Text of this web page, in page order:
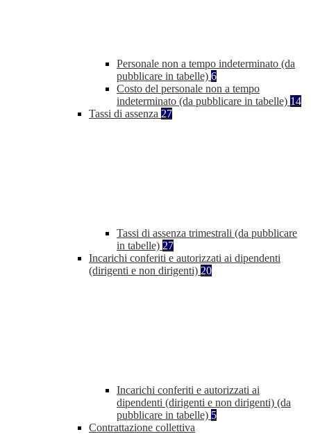
Personale non a tempo indeterminato (da
pubblicare in tabelle) 6
Costo del personale non a tempo
indeterminato (da pubblicare in tabelle) 14
Tassi di assenza 27
Tassi di assenza trimestrali (da pubblicare
in tabelle) 27
Incarichi conferiti e autorizzati ai dipendenti
(dirigenti e non dirigenti) 20
Incarichi conferiti e autorizzati ai
dipendenti (dirigenti e non dirigenti) (da
pubblicare in tabelle) 5
Contrattazione collettiva